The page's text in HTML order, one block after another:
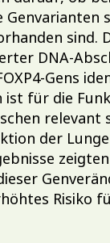
Genvarianten
sind.
DNA-
Gens
ist für die
relevant
der
Risiko